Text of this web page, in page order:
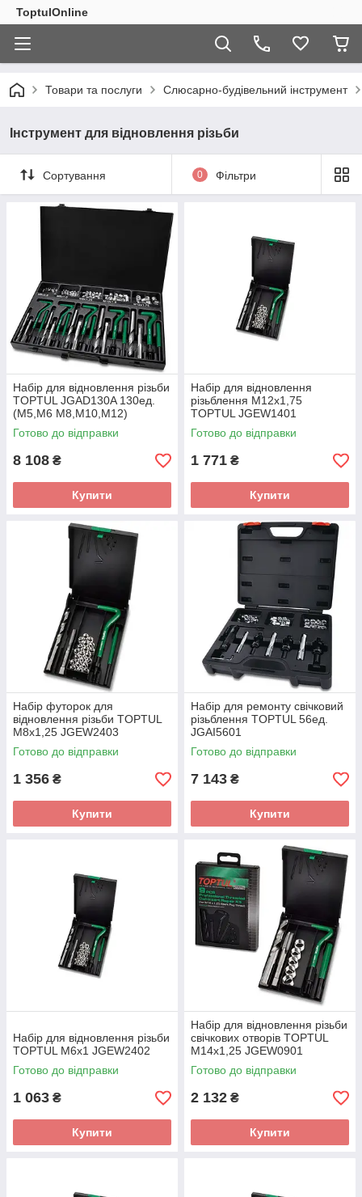
ToptulOnline
Товари та послуги Слюсарно-будівельний інструмент
Інструмент для відновлення різьби
Сортування 0 Фільтри
Набір для відновлення різьби
TOPTUL JGAD130A 130ед.
(M5,M6 M8,M10,M12)
Готово до відправки
8 108 ₴
Купити
Набір для відновлення
різьблення М12х1,75
TOPTUL JGEW1401
Готово до відправки
1 771 ₴
Купити
Набір футорок для
відновлення різьби TOPTUL
М8х1,25 JGEW2403
Готово до відправки
1 356 ₴
Купити
Набір для ремонту свічковий
різьблення TOPTUL 56ед.
JGAI5601
Готово до відправки
7 143 ₴
Купити
Набір для відновлення різьби
TOPTUL М6х1 JGEW2402
Готово до відправки
1 063 ₴
Купити
Набір для відновлення різьби
свічкових отворів TOPTUL
М14х1,25 JGEW0901
Готово до відправки
2 132 ₴
Купити